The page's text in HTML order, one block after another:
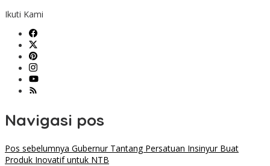
Ikuti Kami
Navigasi pos
Pos sebelumnya Gubernur Tantang Persatuan Insinyur Buat
Produk Inovatif untuk NTB